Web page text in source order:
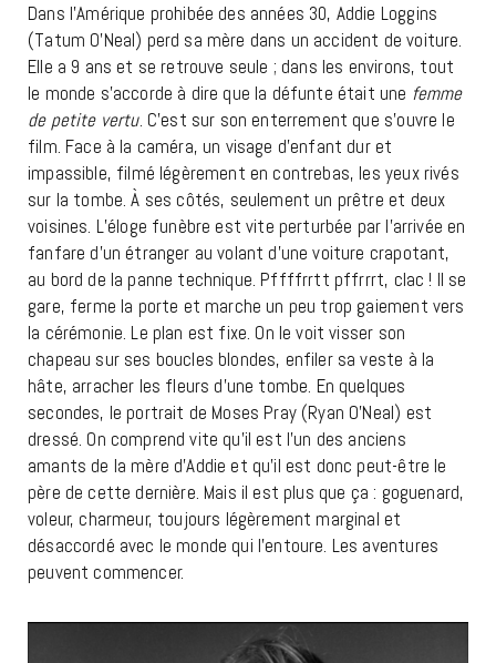
Dans l’Amérique prohibée des années 30, Addie Loggins
(Tatum O’Neal) perd sa mère dans un accident de voiture.
Elle a 9 ans et se retrouve seule ; dans les environs, tout
le monde s’accorde à dire que la défunte était une femme
de petite vertu. C’est sur son enterrement que s’ouvre le
film. Face à la caméra, un visage d’enfant dur et
impassible, filmé légèrement en contrebas, les yeux rivés
sur la tombe. À ses côtés, seulement un prêtre et deux
voisines. L’éloge funèbre est vite perturbée par l’arrivée en
fanfare d’un étranger au volant d’une voiture crapotant,
au bord de la panne technique. Pffffrrtt pffrrrt, clac ! Il se
gare, ferme la porte et marche un peu trop gaiement vers
la cérémonie. Le plan est fixe. On le voit visser son
chapeau sur ses boucles blondes, enfiler sa veste à la
hâte, arracher les fleurs d’une tombe. En quelques
secondes, le portrait de Moses Pray (Ryan O’Neal) est
dressé. On comprend vite qu’il est l’un des anciens
amants de la mère d’Addie et qu’il est donc peut-être le
père de cette dernière. Mais il est plus que ça : goguenard,
voleur, charmeur, toujours légèrement marginal et
désaccordé avec le monde qui l’entoure. Les aventures
peuvent commencer.